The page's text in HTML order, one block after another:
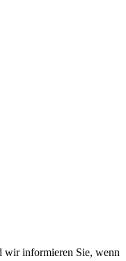
wir informieren Sie, wenn